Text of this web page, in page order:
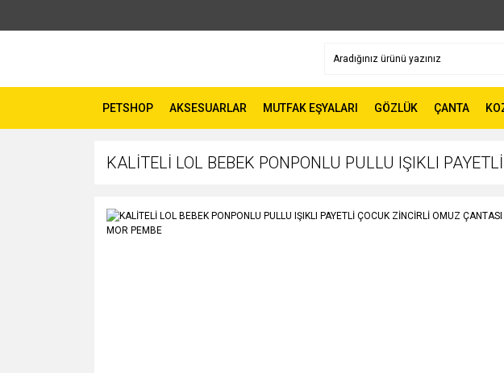
PETSHOP AKSESUARLAR MUTFAK EŞYALARI GÖZLÜK ÇANTA
KALİTELİ LOL BEBEK PONPONLU PULLU IŞIKLI